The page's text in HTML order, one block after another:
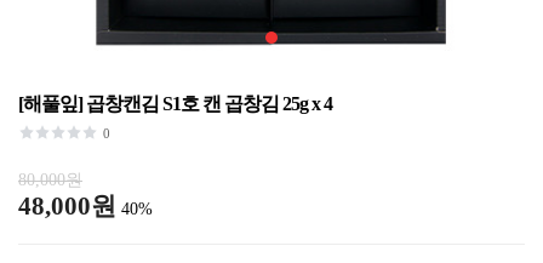
[해풀잎] 곱창캔김 S1호 캔 곱창김 25g x 4
0
80,000원
48,000원 40%